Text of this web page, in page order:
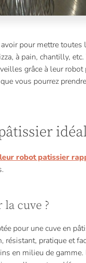
pour mettre
à pain, chantilly,
grâce à leur
vous pourrez
robot patissier
cuve ?
pour une cuve en
résistant, pratique et
en milieu de